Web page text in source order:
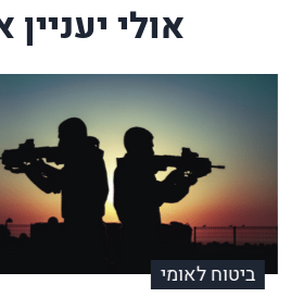
אולי יעניין
ביטוח לאומי